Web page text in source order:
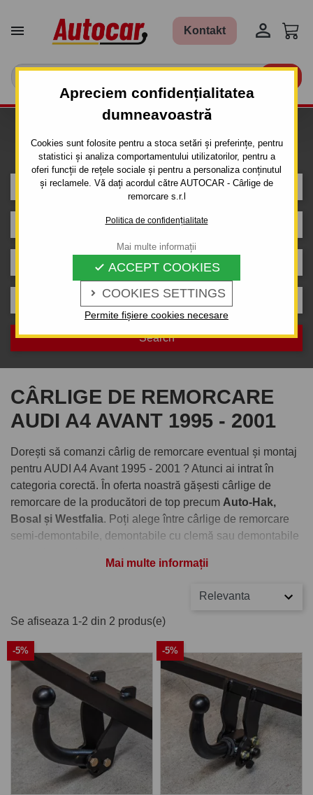
Apreciem confidențialitatea
dumneavoastră
Cookies sunt folosite pentru a stoca setări și preferințe, pentru
statistici și analiza comportamentului utilizatorilor, pentru a
oferi funcții de rețele sociale și pentru a personaliza conținutul
și reclamele. Vă dați acordul către AUTOCAR - Cârlige de
remorcare s.r.l
Politica de confidențialitate
 COOKIES SETTINGS
 ACCEPT COOKIES
Permite fișiere cookies necesare
Mai multe informații
 Kontakt 
mașina
AUDI
CÂRLIGE DE REMORCARE
AUDI A4 AVANT 1995 - 2001
Dorești să comanzi cârlig de remorcare eventual și montaj
pentru AUDI A4 Avant 1995 - 2001 ? Atunci ai intrat în
categoria corectă. În oferta noastră gășesti cârlige de
remorcare de la producători de top precum Auto-Hak,
Bosal și Westfalia. Poți alege între cârlige de remorcare
semi-demontabile, demontabile cu clemă sau demontabile
pentru AUDI A4 Avant 1995 - 2001
Pewww.carlig.ro
veți găs cârlige remorcare de calitate și
de încredere pentru AUDI A4 Avant 1995 - 2001 . Toate
cârligele de remorcare au un tratament special de
suprafață anticorozivă și sunt cuo garanție de 5 ani.
Pentru fiecare cârlig de remorcare, aveți opțiunea de a
alege instalația electrică în funcție de ceea ce ați dori să
tractați. De asemenea puteți alege și montarea cârligului
de remorcare la una dintre unitățile noastre - Groși sau
București.
Mai multe informații
Relevanta
Se afiseaza 1-2 din 2 produs(e)
-5% -5%